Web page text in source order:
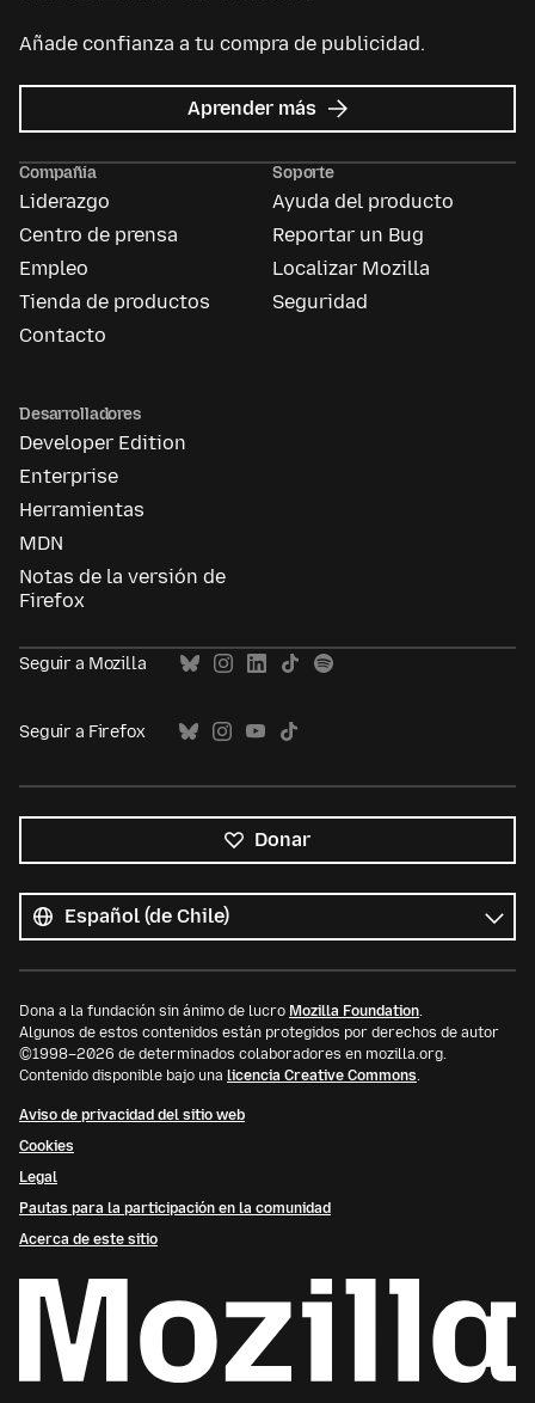
Añade confianza a tu compra de publicidad.
Aprender más acerca
de
Ads
Compañía
Liderazgo
Centro de prensa
Empleo
Tienda de productos
Contacto
Soporte
Ayuda del producto
Reportar un Bug
Localizar Mozilla
Seguridad
Desarrolladores
Developer Edition
Enterprise
Herramientas
MDN
Notas de la versión de
Firefox
Seguir a Mozilla
Seguir a Firefox
Donar
los
idiomas
Idioma
Dona a la fundación sin ánimo de lucro Mozilla Foundation.
Algunos de estos contenidos están protegidos por derechos de autor
©1998–2026 de determinados colaboradores en mozilla.org.
Contenido disponible bajo una licencia Creative Commons.
Aviso de privacidad del sitio web
Cookies
Legal
Pautas para la participación en la comunidad
Acerca de este sitio